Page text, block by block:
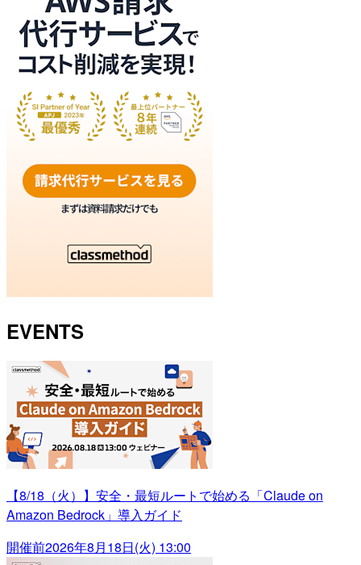
EVENTS
【8/18（火）】安全・最短ルートで始める「Claude on
Amazon Bedrock」導入ガイド
開催前2026年8月18日(火) 13:00